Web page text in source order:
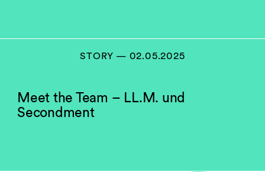
STORY — 02.05.2025
Meet the Team – LL.M. und
Secondment